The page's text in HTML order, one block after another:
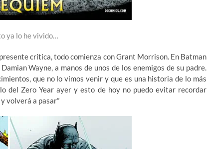
ya lo he vivido…
critica, todo comienza con Grant Morrison. En Batman
Wayne, a manos de unos de los enemigos de su padre.
que no lo vimos venir y que es una historia de lo más
del Zero Year ayer y esto de hoy no puedo evitar recordar
volverá a pasar”